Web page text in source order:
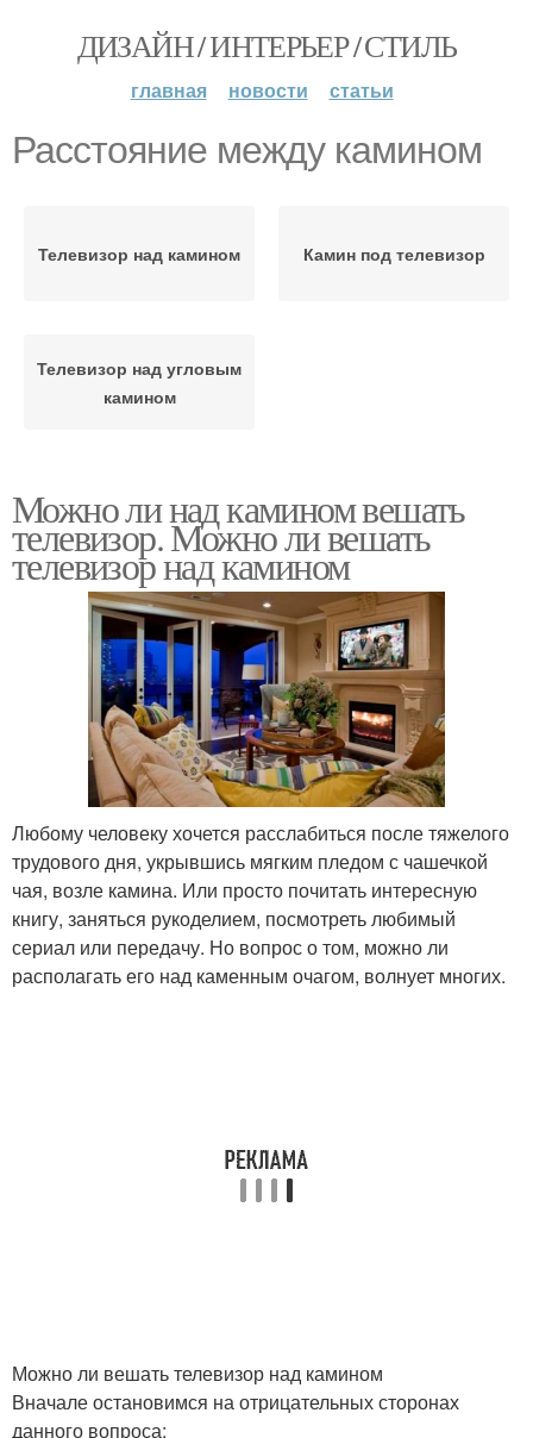
ДИЗАЙН / ИНТЕРЬЕР / СТИЛЬ
главная новости статьи
Расстояние между камином
Телевизор над камином Камин под телевизор
Телевизор над угловым
камином
Можно ли над камином вешать
телевизор. Можно ли вешать
телевизор над камином
Любому человеку хочется расслабиться после тяжелого
трудового дня, укрывшись мягким пледом с чашечкой
чая, возле камина. Или просто почитать интересную
книгу, заняться рукоделием, посмотреть любимый
сериал или передачу. Но вопрос о том, можно ли
располагать его над каменным очагом, волнует многих.
Можно ли вешать телевизор над камином
Вначале остановимся на отрицательных сторонах
данного вопроса: